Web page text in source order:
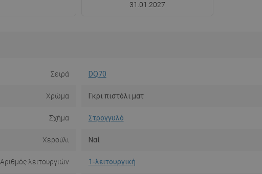
31.01.2027
Σειρά DQ70
Χρώμα Γκρι πιστόλι ματ
Σχήμα Στρογγυλό
Χερούλι Ναί
Αριθμός λειτουργιών 1-λειτουργική